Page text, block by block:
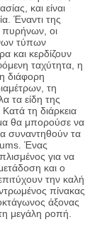
και είναι
Έναντι της
πυρήνων, οι
τύπων
και κερδίζουν
ταχύτητα, η
διάφορη
τη
τα είδη της
τη διάρκεια
θα μπορούσε να
συναντηθούν τα
Ένας
για να
και ο
την καλή
πίνακας
άξονας
μεγάλη ροπή.